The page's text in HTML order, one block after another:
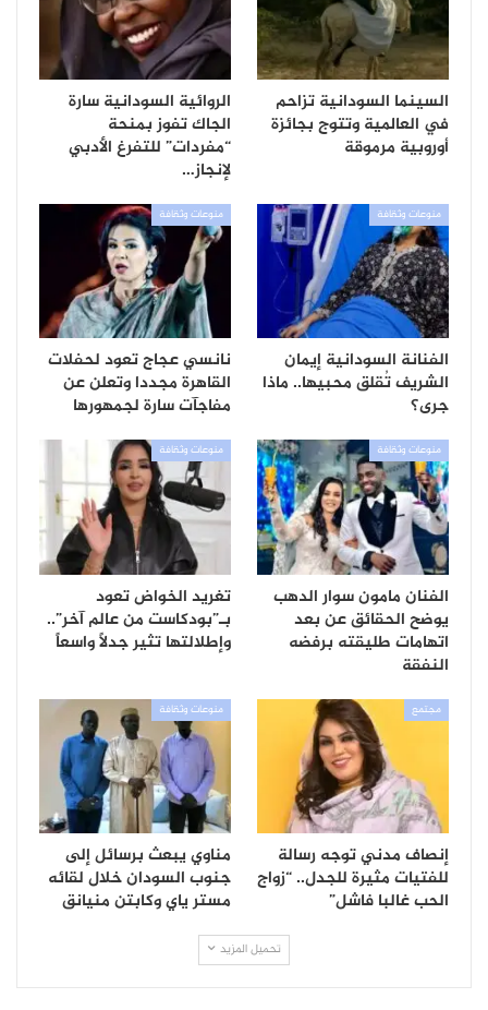
السينما السودانية تزاحم
في العالمية وتتوج بجائزة
أوروبية مرموقة
الروائية السودانية سارة
الجاك تفوز بمنحة
“مفردات” للتفرغ الأدبي
لإنجاز…
منوعات وثقافة
الفنانة السودانية إيمان
الشريف تُقلق محبيها.. ماذا
جرى؟
منوعات وثقافة
نانسي عجاج تعود لحفلات
القاهرة مجددا وتعلن عن
مفاجآت سارة لجمهورها
منوعات وثقافة
الفنان مامون سوار الدهب
يوضح الحقائق عن بعد
اتهامات طليقته برفضه
النفقة
منوعات وثقافة
تغريد الخواض تعود
بـ”بودكاست من عالم آخر”..
وإطلالتها تثير جدلاً واسعاً
مجتمع
إنصاف مدني توجه رسالة
للفتيات مثيرة للجدل.. “زواج
الحب غالبا فاشل”
منوعات وثقافة
مناوي يبعث برسائل إلى
جنوب السودان خلال لقائه
مستر ياي وكابتن منيانق
تحميل المزيد